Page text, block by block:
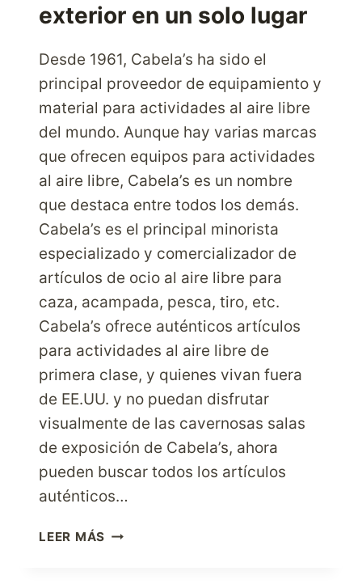
¡WOOT!
exterior en un solo lugar
Desde 1961, Cabela’s ha sido el
principal proveedor de equipamiento y
material para actividades al aire libre
del mundo. Aunque hay varias marcas
que ofrecen equipos para actividades
al aire libre, Cabela’s es un nombre
que destaca entre todos los demás.
Cabela’s es el principal minorista
especializado y comercializador de
artículos de ocio al aire libre para
caza, acampada, pesca, tiro, etc.
Cabela’s ofrece auténticos artículos
para actividades al aire libre de
primera clase, y quienes vivan fuera
de EE.UU. y no puedan disfrutar
visualmente de las cavernosas salas
de exposición de Cabela’s, ahora
pueden buscar todos los artículos
auténticos…
LEER MÁS CABELA’S,